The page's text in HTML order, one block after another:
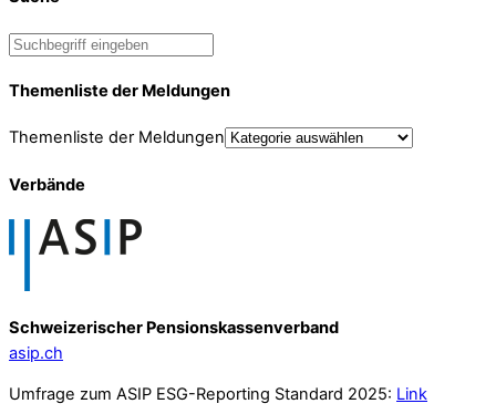
Themenliste der Meldungen
Themenliste der Meldungen
Verbände
Schweizerischer Pensionskassenverband
asip.ch
Umfrage zum ASIP ESG-Reporting Standard 2025: Link